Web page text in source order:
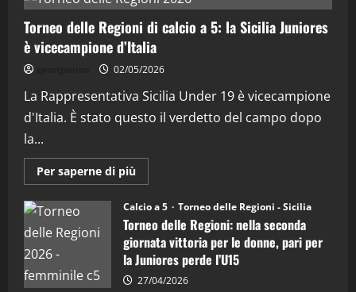
3
"SportEmpire" in Podcast
“SportEmpire” in Podcast: 28^ Puntata
(Martedi 21 Aprile 2026)
21/04/2026
4
(Martedi 14 Aprile 2026)
"SportEmpire" in Podcast
“SportEmpire” in Podcast: 26^ Puntata
(Martedi 07 Aprile 2026)
Torneo delle Regioni di calcio a 5: la Sicilia Juniores
è vicecampione d’Italia
02/05/2026
La Rappresentativa Sicilia Under 19 è vicecampione
d'Italia. È stato questo il verdetto del campo dopo
la...
Per saperne di più
informazioni
Torneo
delle
Regioni
di
calcio
a
5:
la
Calcio a 5 Torneo delle Regioni - Sicilia
Torneo delle Regioni: nella seconda
giornata vittoria per le donne, pari per
la Juniores perde l’U15
27/04/2026